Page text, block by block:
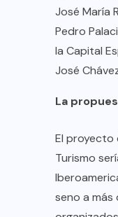
José María
Pedro
la Capital
José
La
El proyecto
Turismo
seno a